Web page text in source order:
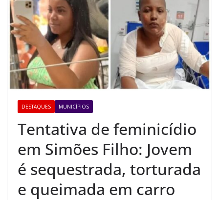
DESTAQUES MUNICÍPIOS
Tentativa de feminicídio
em Simões Filho: Jovem
é sequestrada, torturada
e queimada em carro